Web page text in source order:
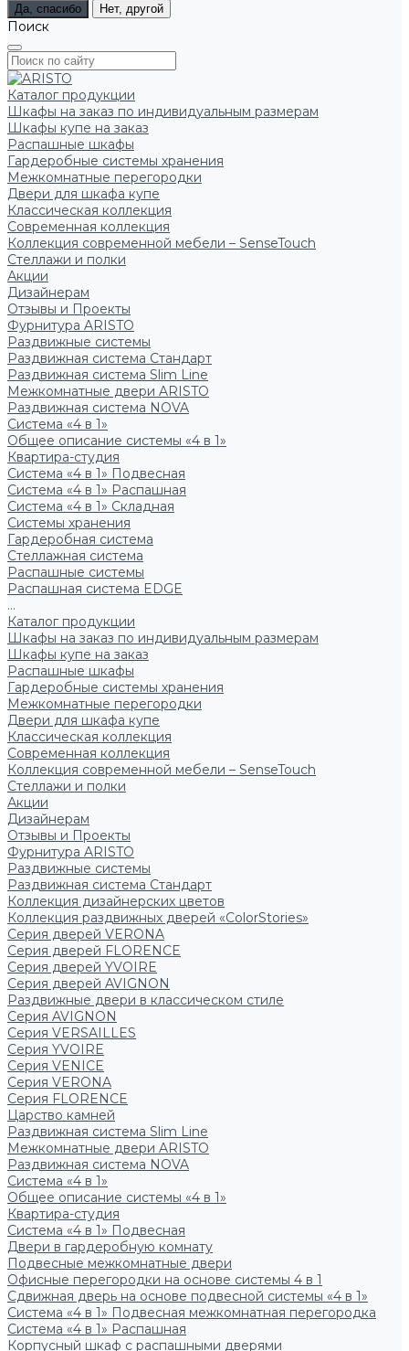
Да, спасибо Нет, другой
Поиск
Каталог продукции
Шкафы на заказ по индивидуальным размерам
Шкафы купе на заказ
Распашные шкафы
Гардеробные системы хранения
Межкомнатные перегородки
Двери для шкафа купе
Классическая коллекция
Современная коллекция
Коллекция современной мебели – SenseTouch
Стеллажи и полки
Акции
Дизайнерам
Отзывы и Проекты
Фурнитура ARISTO
Раздвижные системы
Раздвижная система Стандарт
Раздвижная система Slim Line
Межкомнатные двери ARISTO
Раздвижная система NOVA
Система «4 в 1»
Общее описание системы «4 в 1»
Квартира-студия
Система «4 в 1» Подвесная
Система «4 в 1» Распашная
Система «4 в 1» Складная
Системы хранения
Гардеробная система
Стеллажная система
Распашные системы
Распашная система EDGE
...
Каталог продукции
Шкафы на заказ по индивидуальным размерам
Шкафы купе на заказ
Распашные шкафы
Гардеробные системы хранения
Межкомнатные перегородки
Двери для шкафа купе
Классическая коллекция
Современная коллекция
Коллекция современной мебели – SenseTouch
Стеллажи и полки
Акции
Дизайнерам
Отзывы и Проекты
Фурнитура ARISTO
Раздвижные системы
Раздвижная система Стандарт
Коллекция дизайнерских цветов
Коллекция раздвижных дверей «ColorStories»
Серия дверей VERONA
Серия дверей FLORENCE
Серия дверей YVOIRE
Серия дверей AVIGNON
Раздвижные двери в классическом стиле
Серия AVIGNON
Серия VERSAILLES
Серия YVOIRE
Серия VENICE
Серия VERONA
Серия FLORENCE
Царство камней
Раздвижная система Slim Line
Межкомнатные двери ARISTO
Раздвижная система NOVA
Система «4 в 1»
Общее описание системы «4 в 1»
Квартира-студия
Система «4 в 1» Подвесная
Двери в гардеробную комнату
Подвесные межкомнатные двери
Офисные перегородки на основе системы 4 в 1
Сдвижная дверь на основе подвесной системы «4 в 1»
Система «4 в 1» Подвесная межкомнатная перегородка
Система «4 в 1» Распашная
Корпусный шкаф с распашными дверями